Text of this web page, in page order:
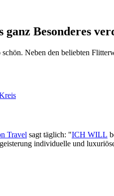
Besonderes
Neben den beliebten
Travel sagt täglich: "ICH WILL
individuelle und